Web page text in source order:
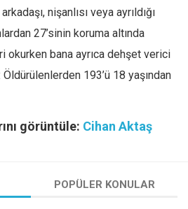
nişanlısı veya ayrıldığı
27’sinin koruma altında
okurken bana ayrıca dehşet verici
193’ü 18 yaşından
görüntüle: Cihan Aktaş
POPÜLER KONULAR